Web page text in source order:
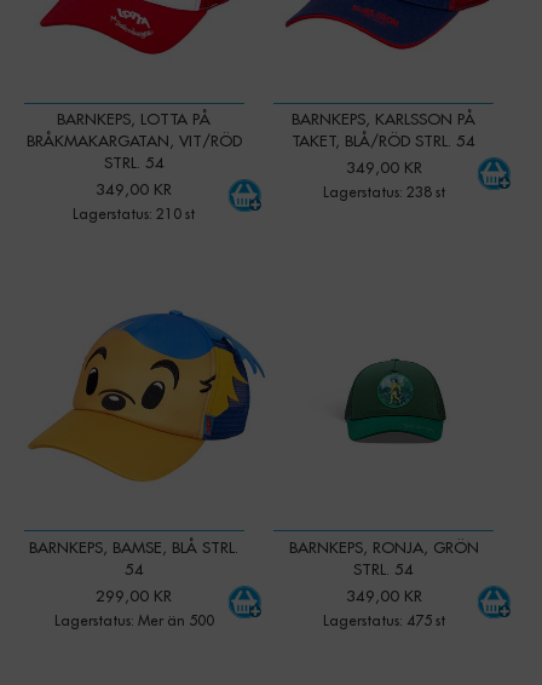
BARNKEPS, LOTTA PÅ
BRÅKMAKARGATAN, VIT/RÖD
STRL. 54
349,00 KR
Lagerstatus: 210 st
BARNKEPS, KARLSSON PÅ
TAKET, BLÅ/RÖD STRL. 54
349,00 KR
Lagerstatus: 238 st
BARNKEPS, BAMSE, BLÅ STRL.
54
299,00 KR
Lagerstatus: Mer än 500
BARNKEPS, RONJA, GRÖN
STRL. 54
349,00 KR
Lagerstatus: 475 st